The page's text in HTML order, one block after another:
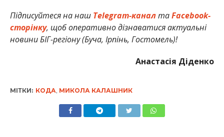
Підписуйтеся на наш Telegram-каналтаFacebook-
сторінку, щоб оперативно дізнаватися актуальні
новини БІГ-регіону (Буча, Ірпінь, Гостомель)!
Анастасія Діденко
МІТКИ: КОДА, МИКОЛА КАЛАШНИК